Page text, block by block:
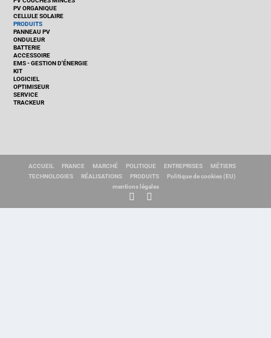
PV ORGANIQUE
CELLULE SOLAIRE
PRODUITS
PANNEAU PV
ONDULEUR
BATTERIE
ACCESSOIRE
EMS - GESTION D'ÉNERGIE
KIT
LOGICIEL
OPTIMISEUR
SERVICE
TRACKEUR
ACCUEIL FRANCE MARCHÉ POLITIQUE ENTREPRISES
MÉTIERS
TECHNOLOGIES
RÉALISATIONS PRODUITS
Politique de cookies (EU)
mentions légales